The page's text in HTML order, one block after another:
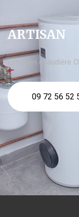
ARTISAN
Entretien chaudière
09 72 56 52